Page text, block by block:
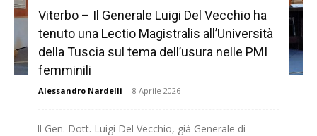
Viterbo – Il Generale Luigi Del Vecchio ha
tenuto una Lectio Magistralis all’Università
della Tuscia sul tema dell’usura nelle PMI
femminili
Alessandro Nardelli - 8 Aprile 2026
Il Gen. Dott. Luigi Del Vecchio, già Generale di